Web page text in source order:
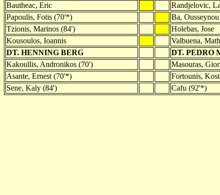
Bautheac, Eric
Randjelovic,
Papoulis, Fotis (70'*)
Ba, Ousseynou
Tzionis, Marinos (84')
Holebas, Jose
Kousoulos, Ioannis
Valbuena,
DT. HENNING BERG
DT. PEDRO
Kakoullis, Andronikos (70')
Masouras,
Asante, Ernest (70'*)
Fortounis,
Sene, Kaly (84')
Cafu (92'*)